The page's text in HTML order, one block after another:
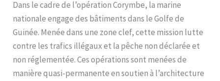
Dans le cadre de l’opération Corymbe, la marine
nationale engage des bâtiments dans le Golfe de
Guinée. Menée dans une zone clef, cette mission lutte
contre les trafics illégaux et la pêche non déclarée et
non réglementée. Ces opérations sont menées de
manière quasi-permanente en soutien à l’architecture